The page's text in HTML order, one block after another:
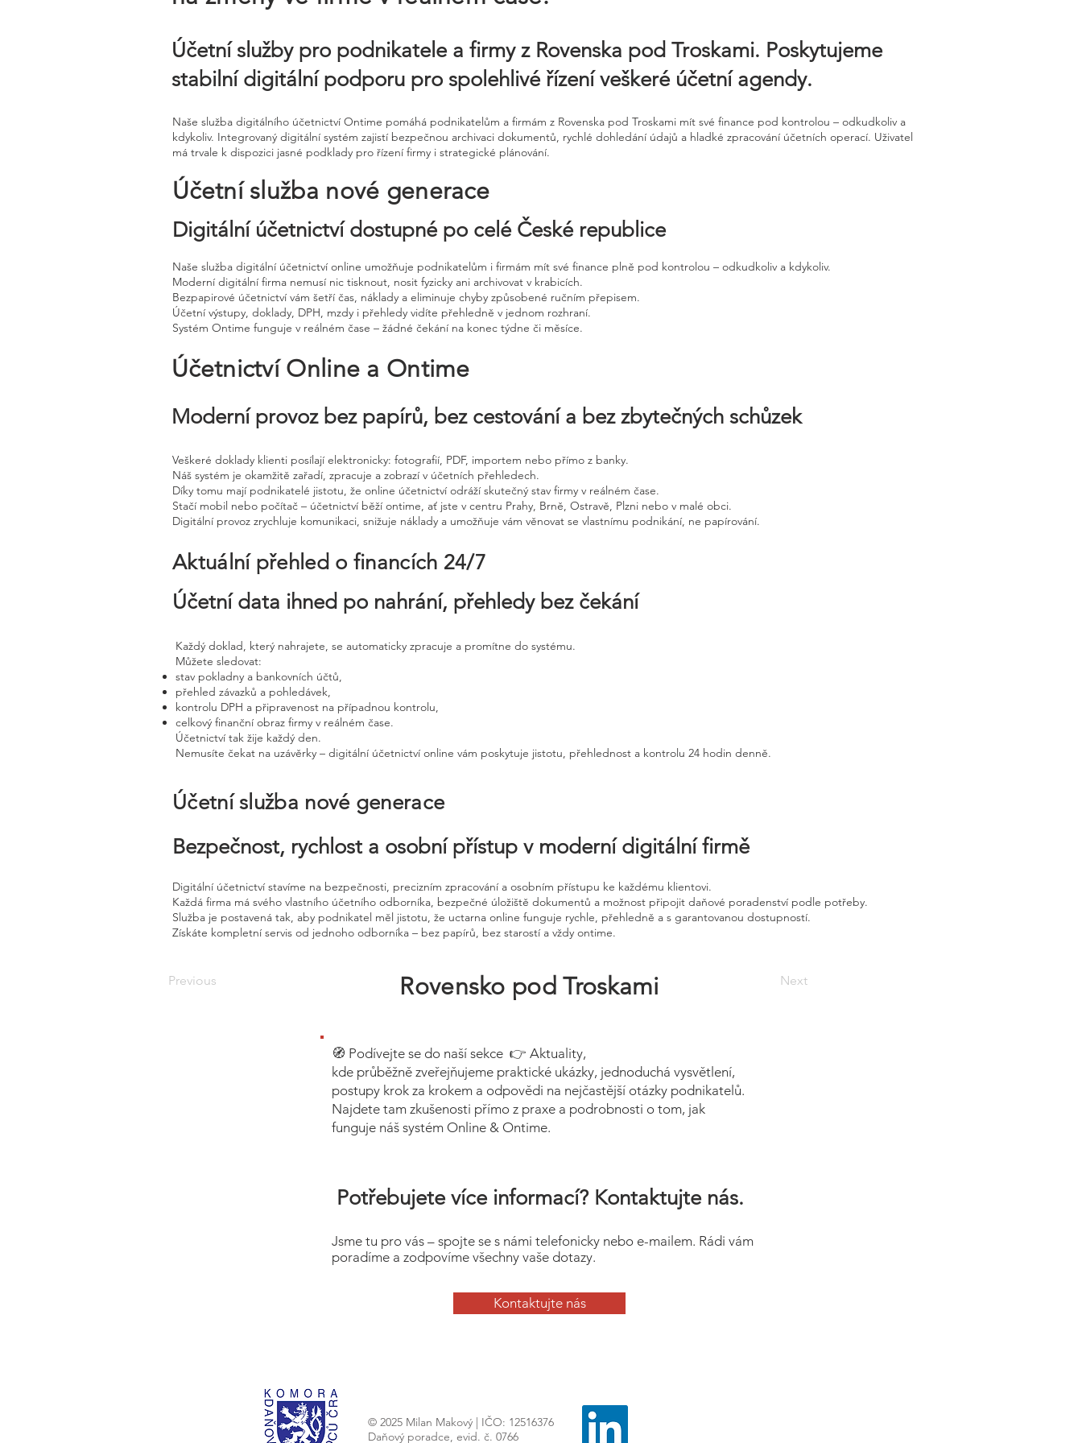
Účetní služby pro podnikatele a firmy z Rovenska pod Troskami. Poskytujeme
stabilní digitální podporu pro spolehlivé řízení veškeré účetní agendy.
Naše služba digitálního účetnictví Ontime pomáhá podnikatelům a firmám z Rovenska pod Troskami mít své finance pod kontrolou – odkudkoliv a
kdykoliv. Integrovaný digitální systém zajistí bezpečnou archivaci dokumentů, rychlé dohledání údajů a hladké zpracování účetních operací. Uživatel
má trvale k dispozici jasné podklady pro řízení firmy i strategické plánování.
Účetní služba nové generace
Digitální účetnictví dostupné po celé České republice
Naše služba digitální účetnictví online umožňuje podnikatelům i firmám mít své finance plně pod kontrolou – odkudkoliv a kdykoliv.
Moderní digitální firma nemusí nic tisknout, nosit fyzicky ani archivovat v krabicích.
Bezpapirové účetnictví vám šetří čas, náklady a eliminuje chyby způsobené ručním přepisem.
Účetní výstupy, doklady, DPH, mzdy i přehledy vidíte přehledně v jednom rozhraní.
Systém Ontime funguje v reálném čase – žádné čekání na konec týdne či měsíce.
Účetnictví Online a Ontime
Moderní provoz bez papírů, bez cestování a bez zbytečných schůzek
Veškeré doklady klienti posílají elektronicky: fotografií, PDF, importem nebo přímo z banky.
Náš systém je okamžitě zařadí, zpracuje a zobrazí v účetních přehledech.
Díky tomu mají podnikatelé jistotu, že online účetnictví odráží skutečný stav firmy v reálném čase.
Stačí mobil nebo počítač – účetnictví běží ontime, ať jste v centru Prahy, Brně, Ostravě, Plzni nebo v malé obci.
Digitální provoz zrychluje komunikaci, snižuje náklady a umožňuje vám věnovat se vlastnímu podnikání, ne papírování.
Aktuální přehled o financích 24/7
Účetní data ihned po nahrání, přehledy bez čekání
Každý doklad, který nahrajete, se automaticky zpracuje a promítne do systému.
Můžete sledovat:
stav pokladny a bankovních účtů,
přehled závazků a pohledávek,
kontrolu DPH a připravenost na případnou kontrolu,
celkový finanční obraz firmy v reálném čase.
Účetnictví tak žije každý den.
Nemusíte čekat na uzávěrky – digitální účetnictví online vám poskytuje jistotu, přehlednost a kontrolu 24 hodin denně.
Účetní služba nové generace
Bezpečnost, rychlost a osobní přístup v moderní digitální firmě
Digitální účetnictví stavíme na bezpečnosti, precizním zpracování a osobním přístupu ke každému klientovi.
Každá firma má svého vlastního účetního odborníka, bezpečné úložiště dokumentů a možnost připojit daňové poradenství podle potřeby.
Služba je postavená tak, aby podnikatel měl jistotu, že uctarna online funguje rychle, přehledně a s garantovanou dostupností.
Získáte kompletní servis od jednoho odborníka – bez papírů, bez starostí a vždy ontime.
Previous Next
Rovensko pod Troskami
🧭 Podívejte se do naší sekce 👉 Aktuality,
kde průběžně zveřejňujeme praktické ukázky, jednoduchá vysvětlení,
postupy krok za krokem a odpovědi na nejčastější otázky podnikatelů.
Najdete tam zkušenosti přímo z praxe a podrobnosti o tom, jak
funguje náš systém Online & Ontime.
Potřebujete více informací? Kontaktujte nás.
Jsme tu pro vás – spojte se s námi telefonicky nebo e-mailem. Rádi vám
poradíme a zodpovíme všechny vaše dotazy.
Kontaktujte nás
© 2025 Milan Makový | IČO: 12516376
Daňový poradce, evid. č. 0766